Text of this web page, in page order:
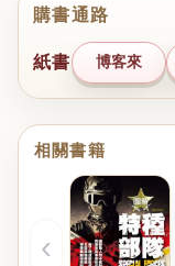
購書通路
紙書 博客來
相關書籍
‹